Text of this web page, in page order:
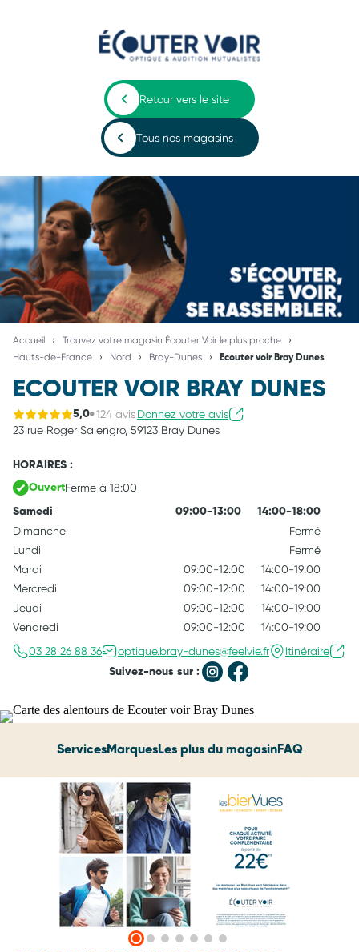
Retour vers le site
Tous nos magasins
Accueil
Trouvez votre magasin Écouter Voir le plus proche
Hauts-de-France
Nord Bray-Dunes Ecouter voir Bray Dunes
ECOUTER VOIR BRAY DUNES
5,0 124 avisDonnez votre avis
23 rue Roger Salengro, 59123 Bray Dunes
HORAIRES :
OuvertFerme à 18:00
Samedi 09:00-13:00 14:00-18:00
Dimanche
Fermé
Lundi
Fermé
Mardi
09:00-12:00
14:00-19:00
Mercredi
09:00-12:00
14:00-19:00
Jeudi
09:00-12:00
14:00-19:00
Vendredi
09:00-12:00
14:00-19:00
03 28 26 88 36
optique.bray-dunes@feelvie.fr Itinéraire
Suivez-nous sur :
ServicesMarquesLes plus du magasinFAQ